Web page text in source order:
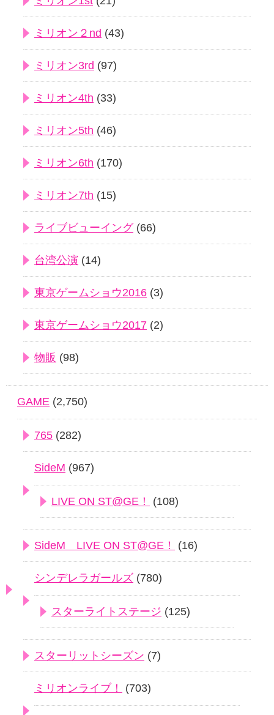
ミリオン２nd (43)
ミリオン3rd (97)
ミリオン4th (33)
ミリオン5th (46)
ミリオン6th (170)
ミリオン7th (15)
ライブビューイング(66)
台湾公演 (14)
東京ゲームショウ2016 (3)
東京ゲームショウ2017 (2)
物販 (98)
GAME (2,750)
765 (282)
SideM (967)
LIVE ON ST@GE！ (108)
SideM LIVE ON ST@GE！ (16)
シンデレラガールズ (780)
スターライトステージ (125)
スターリットシーズン (7)
ミリオンライブ！ (703)